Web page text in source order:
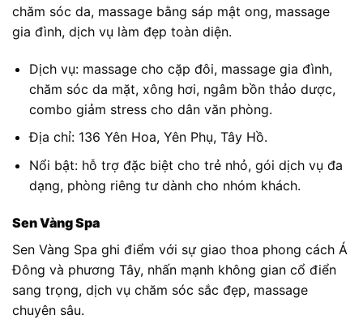
chăm sóc da, massage bằng sáp mật ong, massage
gia đình, dịch vụ làm đẹp toàn diện.
Dịch vụ: massage cho cặp đôi, massage gia đình,
chăm sóc da mặt, xông hơi, ngâm bồn thảo dược,
combo giảm stress cho dân văn phòng.
Địa chỉ: 136 Yên Hoa, Yên Phụ, Tây Hồ.
Nổi bật: hỗ trợ đặc biệt cho trẻ nhỏ, gói dịch vụ đa
dạng, phòng riêng tư dành cho nhóm khách.
Sen Vàng Spa
Sen Vàng Spa ghi điểm với sự giao thoa phong cách Á
Đông và phương Tây, nhấn mạnh không gian cổ điển
sang trọng, dịch vụ chăm sóc sắc đẹp, massage
chuyên sâu.